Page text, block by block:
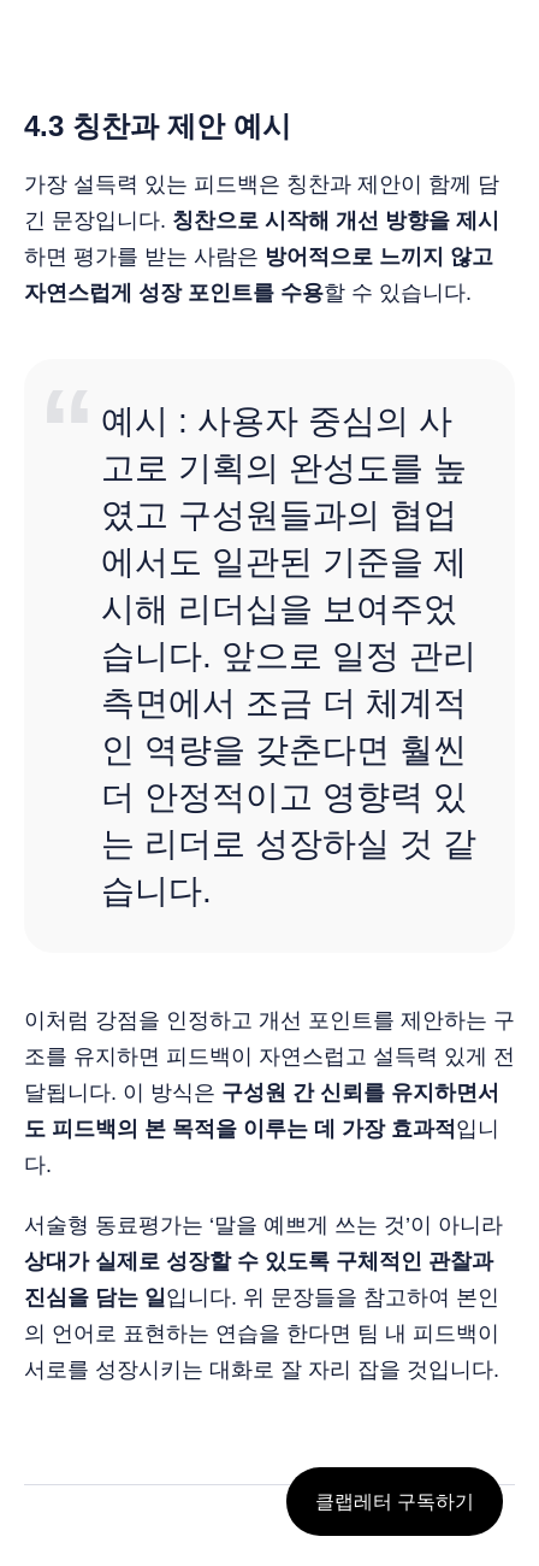
4.3 칭찬과 제안 예시
가장 설득력 있는 피드백은 칭찬과 제안이 함께 담
긴 문장입니다. 칭찬으로 시작해 개선 방향을 제시
하면 평가를 받는 사람은 방어적으로 느끼지 않고
자연스럽게 성장 포인트를 수용할 수 있습니다.
예시 : 사용자 중심의 사
고로 기획의 완성도를 높
였고 구성원들과의 협업
에서도 일관된 기준을 제
시해 리더십을 보여주었
습니다. 앞으로 일정 관리
측면에서 조금 더 체계적
인 역량을 갖춘다면 훨씬
더 안정적이고 영향력 있
는 리더로 성장하실 것 같
습니다.
이처럼 강점을 인정하고 개선 포인트를 제안하는 구
조를 유지하면 피드백이 자연스럽고 설득력 있게 전
달됩니다. 이 방식은 구성원 간 신뢰를 유지하면서
도 피드백의 본 목적을 이루는 데 가장 효과적 입니
다.
서술형 동료평가는 ‘말을 예쁘게 쓰는 것’이 아니라
상대가 실제로 성장할 수 있도록 구체적인 관찰과
진심을 담는 일 입니다. 위 문장들을 참고하여 본인
의 언어로 표현하는 연습을 한다면 팀 내 피드백이
서로를 성장시키는 대화로 잘 자리 잡을 것입니다.
클랩레터 구독하기